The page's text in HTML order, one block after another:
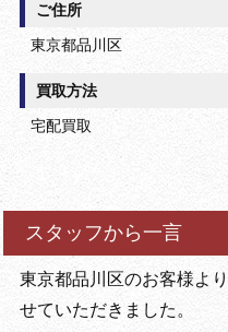
ご住所
東京都品川区
買取方法
宅配買取
スタッフから一言
東京都品川区のお客様よ
せていただきました。